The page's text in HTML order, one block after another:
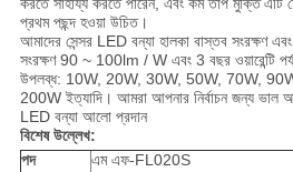
করতে সাহায্য করতে পারেন, এবং কম তাপ মুক্তিএটি
প্রথম পছন্দ হওয়া উচিত।
আমাদের সেন্সর LED বন্যা হালকা বাস্তব সংরক্ষণ
সংরক্ষণ 90 ~ 100lm / W এবং 3 বছর ওয়ারেন্টি
উপলব্ধ: 10W, 20W, 30W, 50W, 70W,
200W ইত্যাদি। আমরা আপনার নির্বাচন জন্য ভাল
LED বন্যা আলো প্রদান
বিশেষ উল্লেখ:
পদ
এম এফ-FL020S